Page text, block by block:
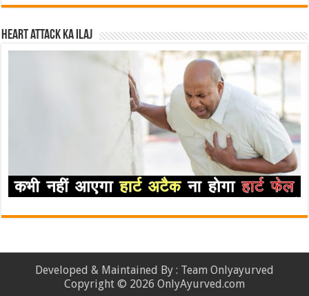
Heart attack ka ilaj
Developed & Maintained By : Team Onlyayurved
Copyright © 2026 OnlyAyurved.com